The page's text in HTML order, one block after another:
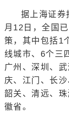
据上海证券
月12日，全国
策，其中包括1
线城市、6个三
广州、深圳、
庆、江门、长
韶关、清远、
徽省。